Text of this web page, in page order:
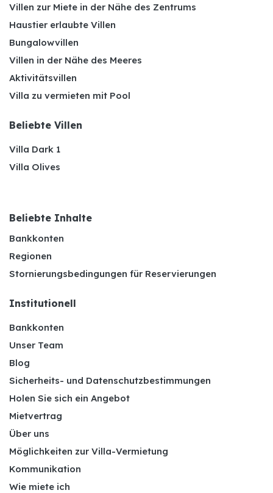
Villen zur Miete in der Nähe des Zentrums
Haustier erlaubte Villen
Bungalowvillen
Villen in der Nähe des Meeres
Aktivitätsvillen
Villa zu vermieten mit Pool
Beliebte Villen
Villa Dark 1
Villa Olives
Beliebte Inhalte
Bankkonten
Regionen
Stornierungsbedingungen für Reservierungen
Institutionell
Bankkonten
Unser Team
Blog
Sicherheits- und Datenschutzbestimmungen
Holen Sie sich ein Angebot
Mietvertrag
Über uns
Möglichkeiten zur Villa-Vermietung
Kommunikation
Wie miete ich